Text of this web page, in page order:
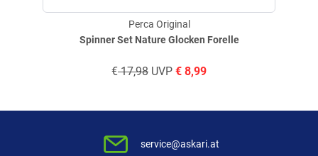
Spinner Set Nature Glocken Forelle
Perca Original
€17,98 UVP € 8,99
service@askari.at